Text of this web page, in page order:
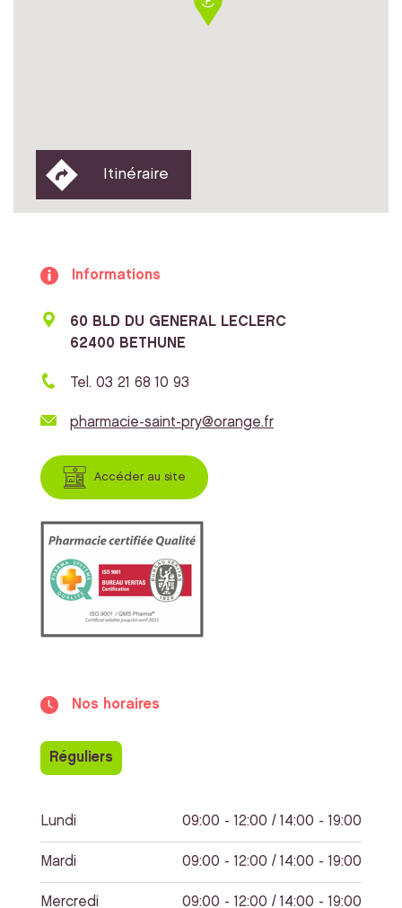
Itinéraire
Informations
60 BLD DU GENERAL LECLERC
62400 BETHUNE
Tel. 03 21 68 10 93
pharmacie-saint-pry@orange.fr
Accéder au site
Nos horaires
Réguliers
Lundi 09:00 - 12:00 / 14:00 - 19:00
Mardi 09:00 - 12:00 / 14:00 - 19:00
Mercredi 09:00 - 12:00 / 14:00 - 19:00